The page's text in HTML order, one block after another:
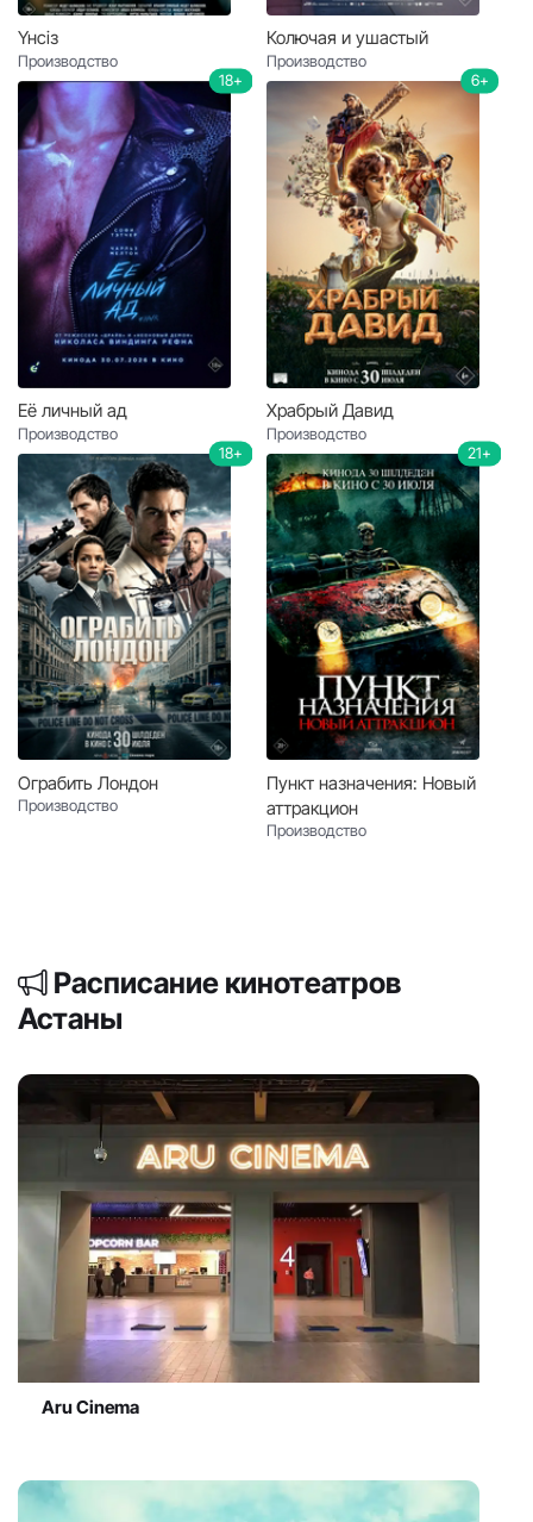
Үнсіз
Производство
Колючая и ушастый
Производство
Её личный ад
18+
Производство
Храбрый Давид
6+
Производство
Ограбить Лондон
18+
Производство
Пункт назначения: Новый
аттракцион
21+
Производство
Расписание кинотеатров
Астаны
Aru Cinema